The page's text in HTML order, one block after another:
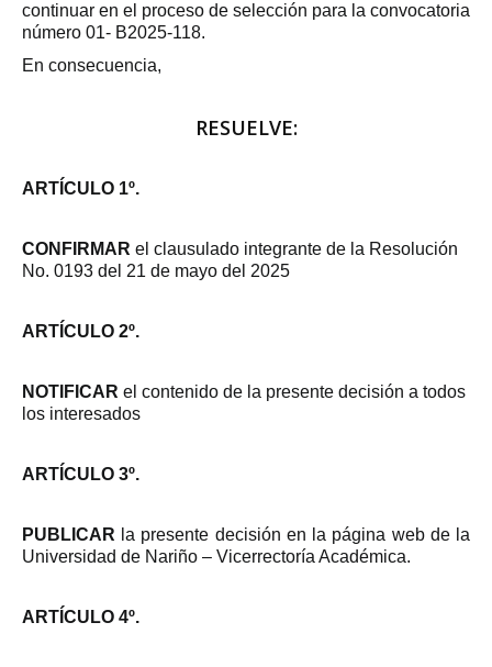
continuar en el proceso de selección para la convocatoria
número 01- B2025-118.
En consecuencia,
RESUELVE:
ARTÍCULO 1º.
CONFIRMAR el clausulado integrante de la Resolución
No. 0193 del 21 de mayo del 2025
ARTÍCULO 2º.
NOTIFICAR el contenido de la presente decisión a todos
los interesados
ARTÍCULO 3º.
PUBLICAR la presente decisión en la página web de la
Universidad de Nariño – Vicerrectoría Académica.
ARTÍCULO 4º.